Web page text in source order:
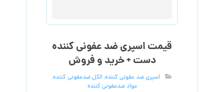
قیمت اسپری ضد عفونی کننده
دست + خرید و فروش
اسپری ضد عفونی کننده,الکل ضدعفونی کننده,
مواد ضدعفونی کننده